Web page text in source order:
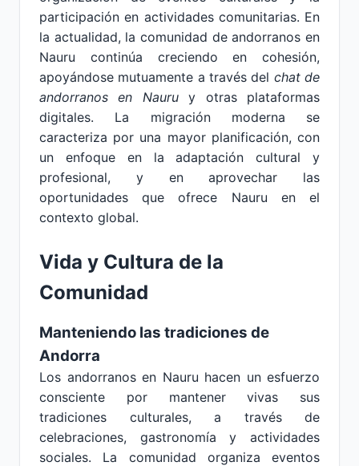
participación en actividades comunitarias. En
la actualidad, la comunidad de andorranos en
Nauru continúa creciendo en cohesión,
apoyándose mutuamente a través del chat de
andorranos en Nauruy otras plataformas
digitales. La migración moderna se
caracteriza por una mayor planificación, con
un enfoque en la adaptación cultural y
profesional, y en aprovechar las
oportunidades que ofrece Nauru en el
contexto global.
Vida y Cultura de la
Comunidad
Manteniendo las tradiciones de
Andorra
Los andorranos en Nauru hacen un esfuerzo
consciente por mantener vivas sus
tradiciones culturales, a través de
celebraciones, gastronomía y actividades
sociales. La comunidad organiza eventos